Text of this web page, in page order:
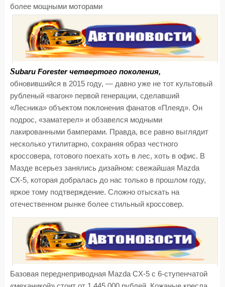
более мощными моторами
Subaru Forester четвертого поколения,
обновившийся в 2015 году, — давно уже не тот культовый
рубленый «вагон» первой генерации, сделавший
«Лесника» объектом поклонения фанатов «Плеяд». Он
подрос, «заматерел» и обзавелся модными
лакированными бамперами. Правда, все равно выглядит
несколько утилитарно, сохраняя образ честного
кроссовера, готового поехать хоть в лес, хоть в офис. В
Мазде всерьез занялись дизайном: свежайшая Mazda
СХ-5, которая добралась до нас только в прошлом году,
яркое тому подтверждение. Сложно отыскать на
отечественном рынке более стильный кроссовер.
Базовая переднеприводная Mazda CX-5 с 6-ступенчатой